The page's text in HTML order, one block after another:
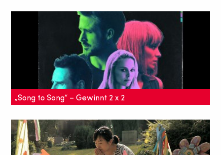
Lieferheld
Anlässlich des Kinostarts von Spider-Man
Homecoming verlost Lieferheld eine Reise nach
New York für zwei Personen und andere tolle
Preise!
„Song to Song“ – Gewinnt 2 x 2
Eine besondere musikalische Kinoerfahrung,
zwischen authentischem Lebensgefühl und
rauschhafter Inszenierung.